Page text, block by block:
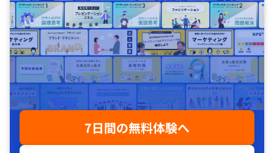
7日間の無料体験へ